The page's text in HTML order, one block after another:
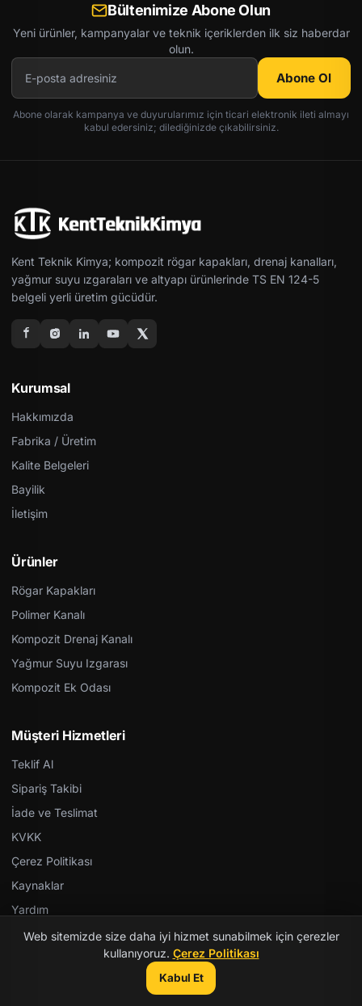
Bültenimize Abone Olun
Yeni ürünler, kampanyalar ve teknik içeriklerden ilk siz haberdar
olun.
Abone Ol
Abone olarak kampanya ve duyurularımız için ticari elektronik ileti almayı
kabul edersiniz; dilediğinizde çıkabilirsiniz.
Kent Teknik Kimya; kompozit rögar kapakları, drenaj kanalları,
yağmur suyu ızgaraları ve altyapı ürünlerinde TS EN 124-5
belgeli yerli üretim gücüdür.
Kurumsal
Hakkımızda
Fabrika / Üretim
Kalite Belgeleri
Bayilik
İletişim
Ürünler
Rögar Kapakları
Polimer Kanalı
Kompozit Drenaj Kanalı
Yağmur Suyu Izgarası
Kompozit Ek Odası
Müşteri Hizmetleri
Teklif Al
Sipariş Takibi
İade ve Teslimat
KVKK
Çerez Politikası
Kaynaklar
Yardım
© 2026 Kent Teknik Kimya. Tüm hakları saklıdır.
Web sitemizde size daha iyi hizmet sunabilmek için çerezler
kullanıyoruz. Çerez Politikası
Kabul Et